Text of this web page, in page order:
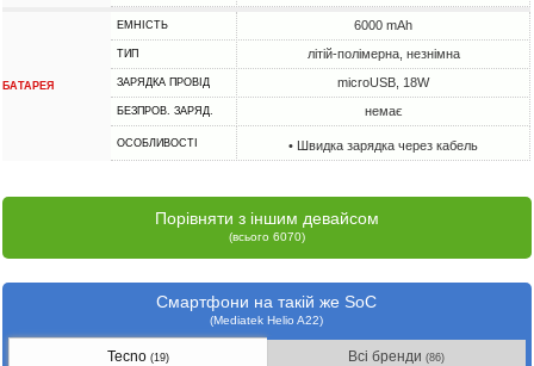
БАТАРЕЯ
ЕМНІСТЬ 6000 mAh
ТИП літій-полімерна, незнімна
ЗАРЯДКА ПРОВІД microUSB, 18W
БЕЗПРОВ. ЗАРЯД. немає
ОСОБЛИВОСТІ • Швидка зарядка через кабель
Порівняти з іншим девайсом
(всього 6070)
Смартфони на такій же SoC
(Mediatek Helio A22)
Tecno (19) Всі бренди(86)